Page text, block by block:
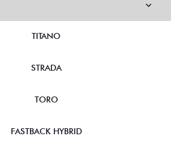
TITANO
STRADA
TORO
FASTBACK HYBRID